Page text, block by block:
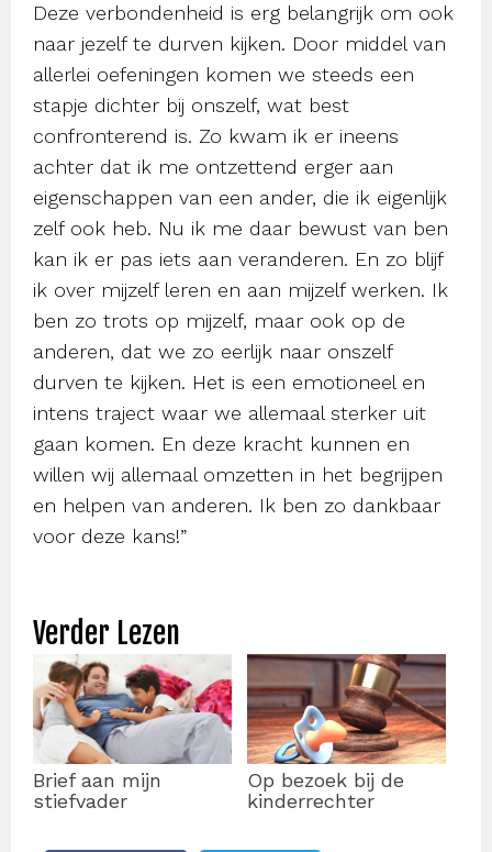
Deze verbondenheid is erg belangrijk om ook
naar jezelf te durven kijken. Door middel van
allerlei oefeningen komen we steeds een
stapje dichter bij onszelf, wat best
confronterend is. Zo kwam ik er ineens
achter dat ik me ontzettend erger aan
eigenschappen van een ander, die ik eigenlijk
zelf ook heb. Nu ik me daar bewust van ben
kan ik er pas iets aan veranderen. En zo blijf
ik over mijzelf leren en aan mijzelf werken. Ik
ben zo trots op mijzelf, maar ook op de
anderen, dat we zo eerlijk naar onszelf
durven te kijken. Het is een emotioneel en
intens traject waar we allemaal sterker uit
gaan komen. En deze kracht kunnen en
willen wij allemaal omzetten in het begrijpen
en helpen van anderen. Ik ben zo dankbaar
voor deze kans!”
Verder Lezen
Brief aan mijn
stiefvader
Op bezoek bij de
kinderrechter